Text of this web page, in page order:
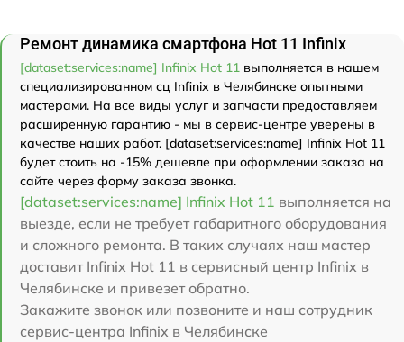
Ремонт динамика смартфона Hot 11 Infinix
[dataset:services:name] Infinix Hot 11 выполняется в нашем
специализированном сц Infinix в Челябинске опытными
мастерами. На все виды услуг и запчасти предоставляем
расширенную гарантию - мы в сервис-центре уверены в
качестве наших работ. [dataset:services:name] Infinix Hot 11
будет стоить на -15% дешевле при оформлении заказа на
сайте через форму заказа звонка.
[dataset:services:name] Infinix Hot 11 выполняется на
выезде, если не требует габаритного оборудования
и сложного ремонта. В таких случаях наш мастер
доставит Infinix Hot 11 в сервисный центр Infinix в
Челябинске и привезет обратно.
Закажите звонок или позвоните и наш сотрудник
сервис-центра Infinix в Челябинске